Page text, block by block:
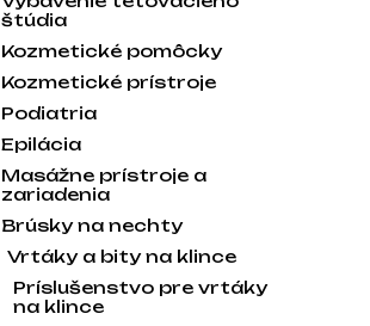
štúdia
Kozmetické pomôcky
Kozmetické prístroje
Podiatria
Epilácia
Masážne prístroje a
zariadenia
Brúsky na nechty
Vrtáky a bity na klince
Príslušenstvo pre vrtáky
na klince